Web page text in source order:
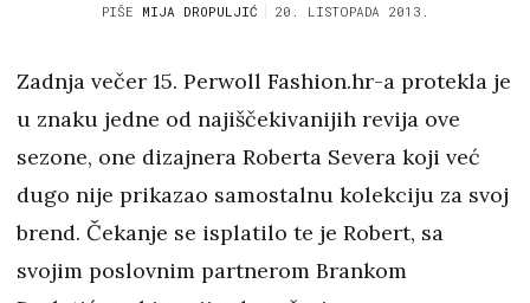
PIŠE MIJA DROPULJIĆ 20. LISTOPADA 2013.
Zadnja večer 15. Perwoll Fashion.hr-a protekla je
u znaku jedne od najiščekivanijih revija ove
sezone, one dizajnera Roberta Severa koji već
dugo nije prikazao samostalnu kolekciju za svoj
brend. Čekanje se isplatilo te je Robert, sa
svojim poslovnim partnerom Brankom